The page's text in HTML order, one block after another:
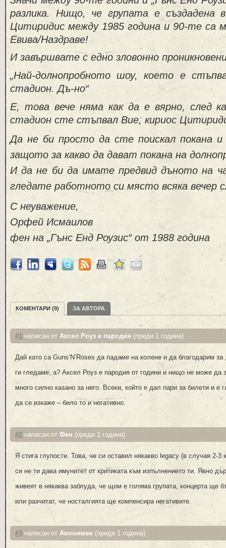
разлика. Нищо, че групата е създадена
Цитиридис между 1985 година и 90-те са
Евива/Наздраве!
И завършвате с едно зловонно
„Най-долнопробното шоу, което е
стадион. Дъ-но“
Е, това вече няма как да е вярно, след
стадион сте стъпвал Вие, кириос
Да не би просто да сте поискал покана
защото за какво да дават покана на
И да не би да имате предвид дъното на
гледате работното си място всяка вечер
С неуважение,
Орфей Исмаилов
фен на „Гънс Енд Роузис“ от 1988 година
КОМЕНТАРИ (9) ЗА АВТОРА
#1 написан от Аксел Роуз е пародия (преди 1 година)
Дай като са Guns’N’Roses да падаме на колене и да благодарим за
ги гледаме, а? Аксел Роуз е пародия от години и нищо не може да
много силно казано за него. Всеки, който е дал пари за билети и е
да се изкаже – било то и негативно.
#2 написан от Фен (преди 1 година)
Я стига глупости. Това, че си оставил някакво legacy (в случая 2-3
си не ти дава имунитет от критиката към изпълнението ти. Явно
живеят в някаква заблуда, че щом е голяма групата, концерта ще
или разчитат, че носталгията ще компенсира негативите.
#3 написан от Анонимен (преди 1 година)